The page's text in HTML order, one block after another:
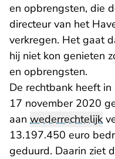
en opbrengsten, die
directeur van het
verkregen. Het gaat
hij niet kon genieten
en opbrengsten.
De rechtbank heeft
17 november 2020
aan wederrechtelijk
13.197.450 euro
geduurd. Daarin ziet